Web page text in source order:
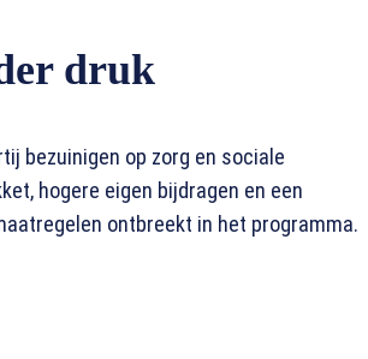
druk
bezuinigen op zorg en sociale
hogere eigen bijdragen en een
ontbreekt in het programma.